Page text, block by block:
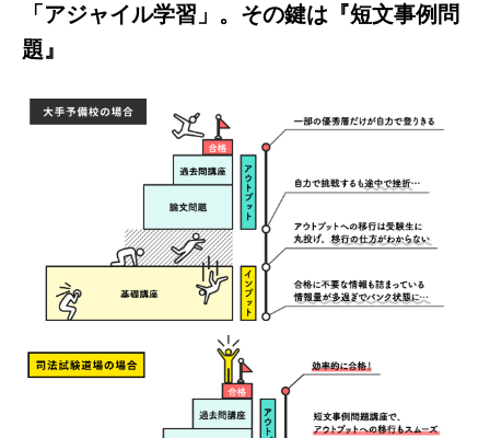
「アジャイル学習」。その鍵は『短文事例問
題』